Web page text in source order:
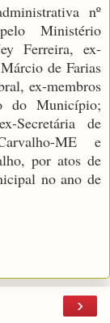
nº
Ministério
Ferreira, ex-
de Farias
ex-membros
do Município;
Secretária de
ME e
por atos de
no ano de
›